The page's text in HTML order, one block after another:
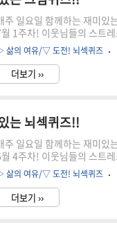
스, 카네이션, 백합입니다.)
래의 정답 확인으로↓↓↓ [
036 정답은? '5월(May)'
어로 적어 보면, 코스모스
백합(lily) 입니
주 일요일 함께하는 재미있
1주차! 이웃님들의 스트
리는 "극강 난이도 퀴즈문제
때는 더 힘든 일에 집중해서
선입니다. 그래서 준비한 극
는 문제들을 풀며 집중하다
휘해 보세요. 문제를 다 푸셨
으로↓↓↓ [퀴즈 정답 공개
? '日' 입니다. 정답 日자는
울) 동형입니다. 살이 찌면
어 다른 한자가 되고, 뱃살이
口, 뱃살이 줄면 1줄이 생겨
에서 제..
삶의 여유/▽ 도전! 뇌섹퀴즈
더보기 ››
는 뇌섹퀴즈!!
주 일요일 함께하는 재미있
4주차! 이웃님들의 스트
리는 "극강 난이도 퀴즈문제
때는 더 힘든 일에 집중해서
선입니다. 그래서 준비한 극
는 문제들을 풀며 집중하다
삶의 여유/▽ 도전! 뇌섹퀴즈
더보기 ››